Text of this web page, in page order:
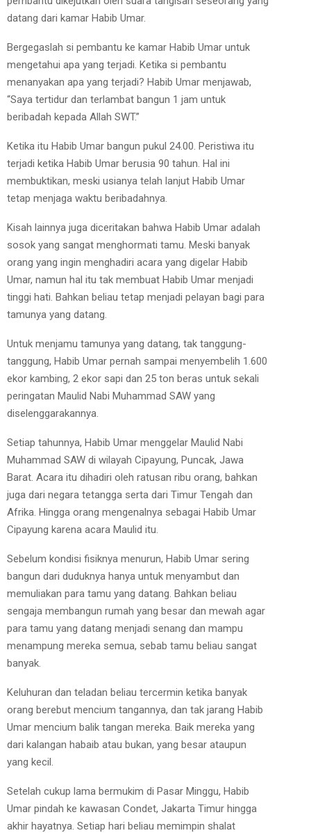
datang dari kamar Habib Umar.
Bergegaslah si pembantu ke kamar Habib Umar untuk
mengetahui apa yang terjadi. Ketika si pembantu
menanyakan apa yang terjadi? Habib Umar menjawab,
“Saya tertidur dan terlambat bangun 1 jam untuk
beribadah kepada Allah SWT.”
Ketika itu Habib Umar bangun pukul 24.00. Peristiwa itu
terjadi ketika Habib Umar berusia 90 tahun. Hal ini
membuktikan, meski usianya telah lanjut Habib Umar
tetap menjaga waktu beribadahnya.
Kisah lainnya juga diceritakan bahwa Habib Umar adalah
sosok yang sangat menghormati tamu. Meski banyak
orang yang ingin menghadiri acara yang digelar Habib
Umar, namun hal itu tak membuat Habib Umar menjadi
tinggi hati. Bahkan beliau tetap menjadi pelayan bagi para
tamunya yang datang.
Untuk menjamu tamunya yang datang, tak tanggung-
tanggung, Habib Umar pernah sampai menyembelih 1.600
ekor kambing, 2 ekor sapi dan 25 ton beras untuk sekali
peringatan Maulid Nabi Muhammad SAW yang
diselenggarakannya.
Setiap tahunnya, Habib Umar menggelar Maulid Nabi
Muhammad SAW di wilayah Cipayung, Puncak, Jawa
Barat. Acara itu dihadiri oleh ratusan ribu orang, bahkan
juga dari negara tetangga serta dari Timur Tengah dan
Afrika. Hingga orang mengenalnya sebagai Habib Umar
Cipayung karena acara Maulid itu.
Sebelum kondisi fisiknya menurun, Habib Umar sering
bangun dari duduknya hanya untuk menyambut dan
memuliakan para tamu yang datang. Bahkan beliau
sengaja membangun rumah yang besar dan mewah agar
para tamu yang datang menjadi senang dan mampu
menampung mereka semua, sebab tamu beliau sangat
banyak.
Keluhuran dan teladan beliau tercermin ketika banyak
orang berebut mencium tangannya, dan tak jarang Habib
Umar mencium balik tangan mereka. Baik mereka yang
dari kalangan habaib atau bukan, yang besar ataupun
yang kecil.
Setelah cukup lama bermukim di Pasar Minggu, Habib
Umar pindah ke kawasan Condet, Jakarta Timur hingga
akhir hayatnya. Setiap hari beliau memimpin shalat